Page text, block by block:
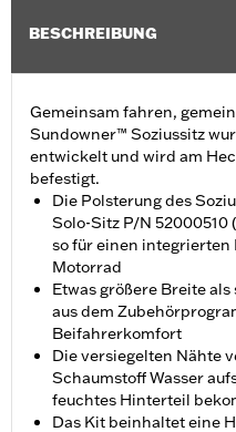
BESCHREIBUNG
Gemeinsam fahren,
Sundowner™ Soziussitz
entwickelt und wird am
befestigt.
Die Polsterung des
Solo-Sitz P/N
so für einen integrierten
Motorrad
Etwas größere Breite
aus dem
Beifahrerkomfort
Die versiegelten Nähte
Schaumstoff Wasser
feuchtes Hinterteil
Das Kit beinhaltet eine